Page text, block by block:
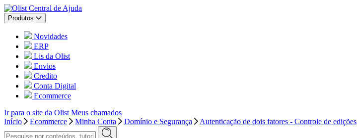
Central de Ajuda
Produtos
Novidades
ERP
Lis da Olist
Envios
Credito
Conta Digital
Ecommerce
Ir para o site da Olist Meus chamados
Início
Ecommerce Minha Conta Domínio e Segurança Autenticação de dois fatores - Controle de edições